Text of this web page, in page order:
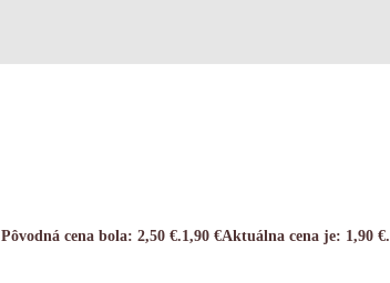
Pôvodná cena bola: 2,50 €.1,90 €Aktuálna cena je: 1,90 €.